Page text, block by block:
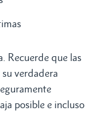
Recuerde que las
su verdadera
posible e incluso